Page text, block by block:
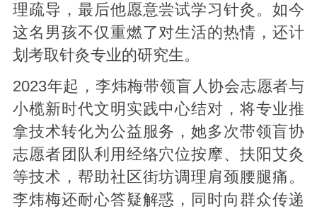
理疏导，最后他愿意尝试学习针灸。如今
这名男孩不仅重燃了对生活的热情，还计
划考取针灸专业的研究生。
2023年起，李炜梅带领盲人协会志愿者与
小榄新时代文明实践中心结对，将专业推
拿技术转化为公益服务，她多次带领盲协
志愿者团队利用经络穴位按摩、扶阳艾灸
等技术，帮助社区街坊调理肩颈腰腿痛。
李炜梅还耐心答疑解惑，同时向群众传递